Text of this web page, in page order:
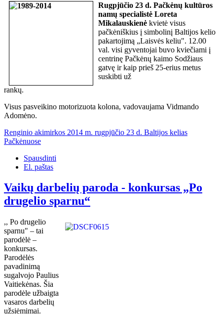
Rugpjūčio 23 d. Pačkėnų kultūros
namų specialistė Loreta
Mikalauskienė kvietė visus
pačkėniškius į simbolinį Baltijos kelio
pakartojimą „Laisvės keliu". 12.00
val. visi gyventojai buvo kviečiami į
centrinę Pačkėnų kaimo Sodžiaus
gatvę ir kaip prieš 25-erius metus
suskibti už
Visus pasveikino motorizuota kolona, vadovaujama Vidmando
Adomėno.
Renginio akimirkos 2014 m. rugpjūčio 23 d. Baltijos kelias
Pačkėnuose
Spausdinti
El. paštas
Vaikų darbelių paroda - konkursas „Po
drugelio sparnu“
,, Po drugelio
sparnu" – tai
parodėlė –
konkursas.
Parodėlės
pavadinimą
sugalvojo Paulius
Vaitiekėnas. Šia
parodėle užbaigta
vasaros darbelių
užsiėmimai.